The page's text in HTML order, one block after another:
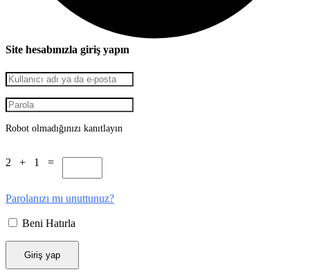
Site hesabınızla giriş yapın
Robot olmadığınızı kanıtlayın
2 + 1 =
Parolanızı mı unuttunuz?
Beni Hatırla